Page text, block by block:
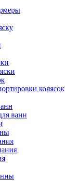
колясок
ванн